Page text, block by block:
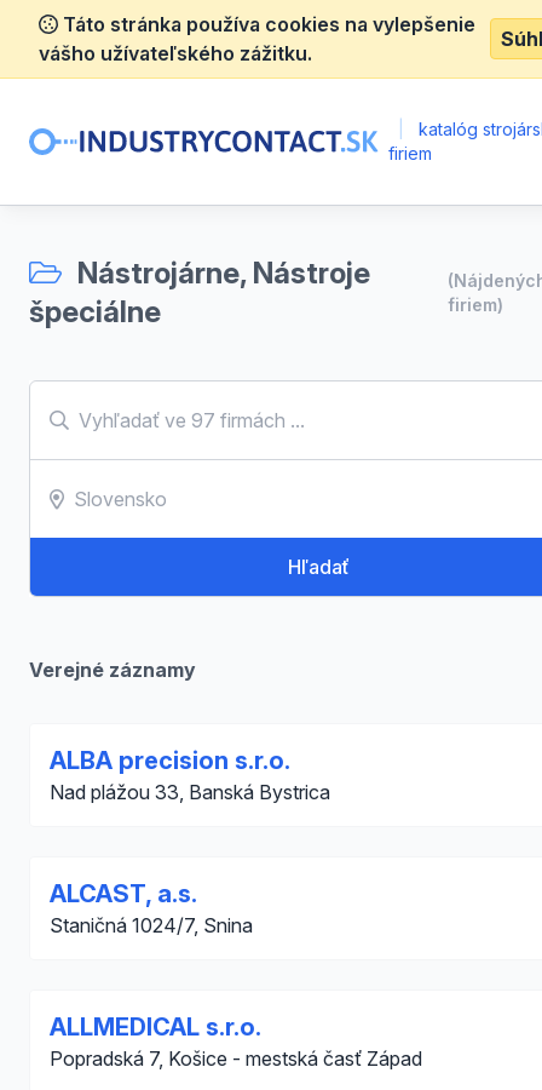
Táto stránka používa cookies na vylepšenie
vášho užívateľského zážitku.
katalóg
firiem
Nástrojárne, Nástroje
špeciálne
firiem)
Hľadať
Verejné záznamy
ALBA precision s.r.o.
Nad plážou 33, Banská Bystrica
ALCAST, a.s.
Staničná 1024/7, Snina
ALLMEDICAL s.r.o.
Popradská 7, Košice - mestská časť Západ